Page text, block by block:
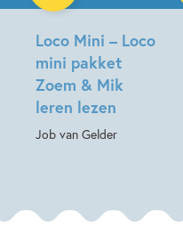
Loco Mini – Loco
mini pakket
Zoem & Mik
leren lezen
Job van Gelder